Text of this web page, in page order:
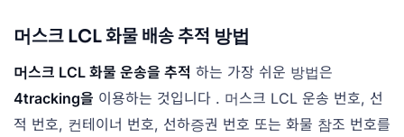
머스크 LCL 화물 배송 추적 방법
머스크 LCL 화물 운송을 추적 하는 가장 쉬운 방법은
4tracking을 이용하는 것입니다 . 머스크 LCL 운송 번호, 선
적 번호, 컨테이너 번호, 선하증권 번호 또는 화물 참조 번호를